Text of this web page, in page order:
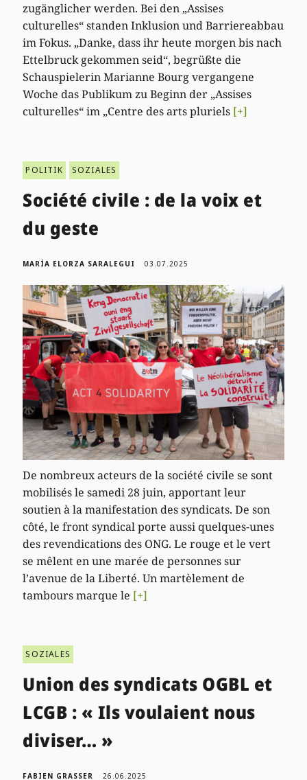
zugänglicher werden. Bei den „Assises
culturelles“ standen Inklusion und Barriereabbau
im Fokus. „Danke, dass ihr heute morgen bis nach
Ettelbruck gekommen seid“, begrüßte die
Schauspielerin Marianne Bourg vergangene
Woche das Publikum zu Beginn der „Assises
culturelles“ im „Centre des arts pluriels [+]
POLITIK SOZIALES
Société civile : de la voix et
du geste
MARÍA ELORZA SARALEGUI 03.07.2025
De nombreux acteurs de la société civile se sont
mobilisés le samedi 28 juin, apportant leur
soutien à la manifestation des syndicats. De son
côté, le front syndical porte aussi quelques-unes
des revendications des ONG. Le rouge et le vert
se mêlent en une marée de personnes sur
l’avenue de la Liberté. Un martèlement de
tambours marque le [+]
SOZIALES
Union des syndicats OGBL et
LCGB : « Ils voulaient nous
diviser… »
FABIEN GRASSER 26.06.2025